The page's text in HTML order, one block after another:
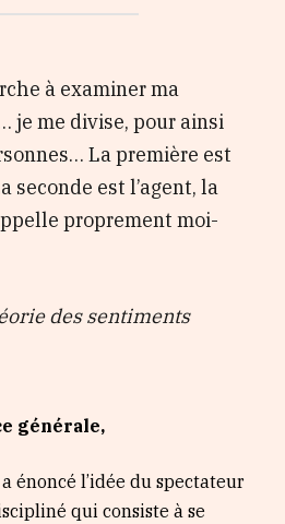
à examiner ma
je me divise, pour ainsi
La première est
seconde est l’agent, la
proprement moi-
des sentiments
générale,
énoncé l’idée du spectateur
qui consiste à se